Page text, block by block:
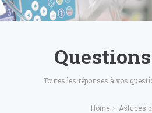
Toutes les réponses à vos
Home
Astuces